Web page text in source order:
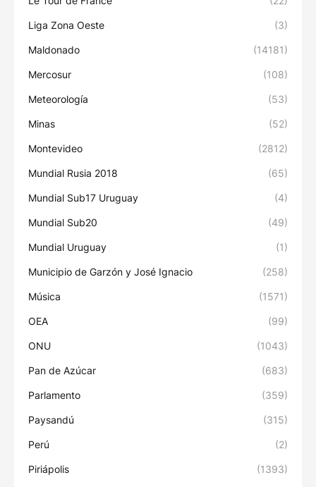
Liga Zona Oeste (3)
Maldonado (14181)
Mercosur (108)
Meteorología (53)
Minas (52)
Montevideo (2812)
Mundial Rusia 2018 (65)
Mundial Sub17 Uruguay (4)
Mundial Sub20 (49)
Mundial Uruguay (1)
Municipio de Garzón y José Ignacio (258)
Música (1571)
OEA (99)
ONU (1043)
Pan de Azúcar (683)
Parlamento (359)
Paysandú (315)
Perú (2)
Piriápolis (1393)